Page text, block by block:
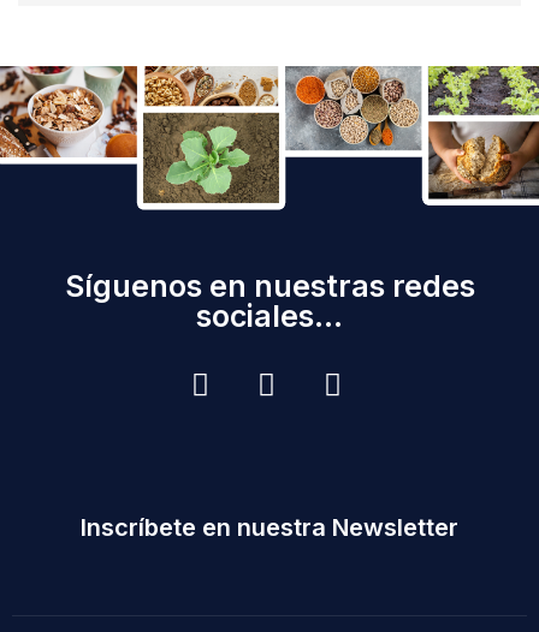
Síguenos en nuestras redes
sociales...
Inscríbete en nuestra Newsletter